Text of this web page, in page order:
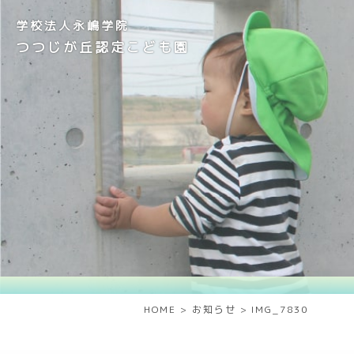
学校法人永嶋学院
つつじが丘認定こども園
HOME > お知らせ > IMG_7830